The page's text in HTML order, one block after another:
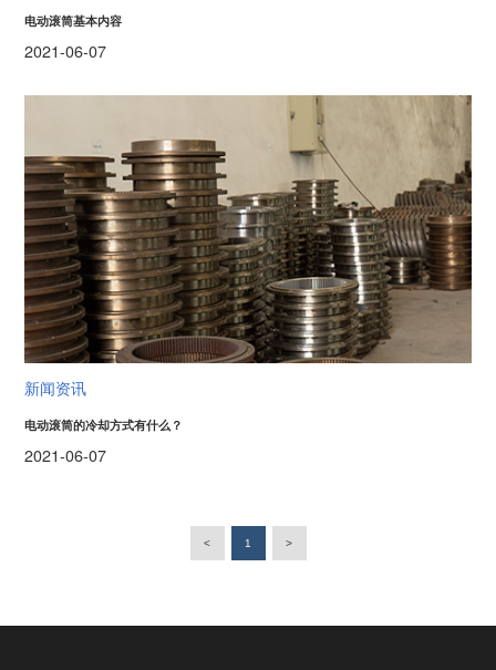
电动滚筒基本内容
2021-06-07
新闻资讯
电动滚筒的冷却方式有什么？
2021-06-07
< 1 >